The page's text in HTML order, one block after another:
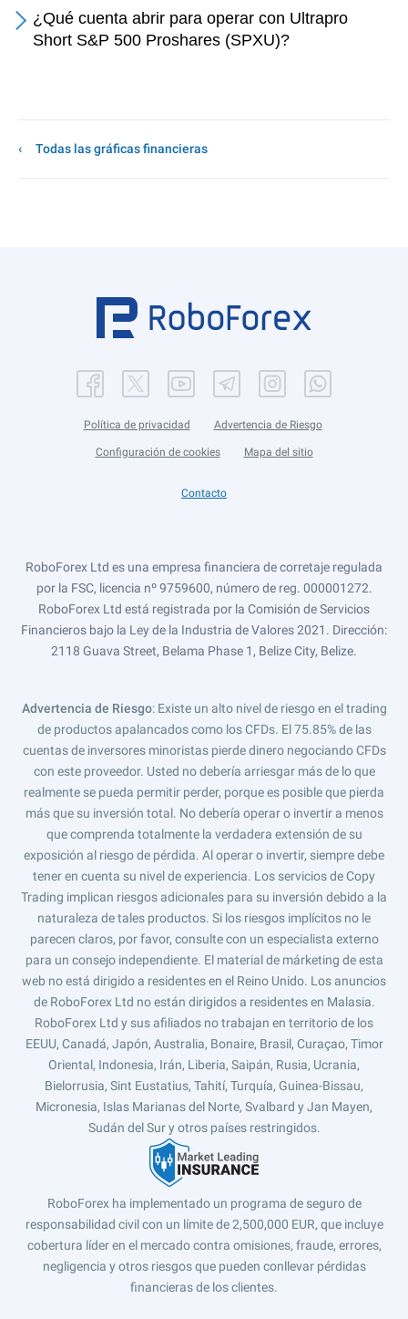
¿Qué cuenta abrir para operar con Ultrapro
Short S&P 500 Proshares (SPXU)?
Todas las gráficas financieras
Política de privacidad Advertencia de Riesgo
Configuración de cookies Mapa del sitio
Contacto
RoboForex Ltd es una empresa financiera de corretaje regulada
por la FSC, licencia nº 9759600, número de reg. 000001272.
RoboForex Ltd está registrada por la Comisión de Servicios
Financieros bajo la Ley de la Industria de Valores 2021. Dirección:
2118 Guava Street, Belama Phase 1, Belize City, Belize.
Advertencia de Riesgo: Existe un alto nivel de riesgo en el trading
de productos apalancados como los CFDs. El 75.85% de las
cuentas de inversores minoristas pierde dinero negociando CFDs
con este proveedor. Usted no debería arriesgar más de lo que
realmente se pueda permitir perder, porque es posible que pierda
más que su inversión total. No debería operar o invertir a menos
que comprenda totalmente la verdadera extensión de su
exposición al riesgo de pérdida. Al operar o invertir, siempre debe
tener en cuenta su nivel de experiencia. Los servicios de Copy
Trading implican riesgos adicionales para su inversión debido a la
naturaleza de tales productos. Si los riesgos implícitos no le
parecen claros, por favor, consulte con un especialista externo
para un consejo independiente. El material de márketing de esta
web no está dirigido a residentes en el Reino Unido. Los anuncios
de RoboForex Ltd no están dirigidos a residentes en Malasia.
RoboForex Ltd y sus afiliados no trabajan en territorio de los
EEUU, Canadá, Japón, Australia, Bonaire, Brasil, Curaçao, Timor
Oriental, Indonesia, Irán, Liberia, Saipán, Rusia, Ucrania,
Bielorrusia, Sint Eustatius, Tahití, Turquía, Guinea-Bissau,
Micronesia, Islas Marianas del Norte, Svalbard y Jan Mayen,
Sudán del Sur y otros países restringidos.
RoboForex ha implementado un programa de seguro de
responsabilidad civil con un límite de 2,500,000 EUR, que incluye
cobertura líder en el mercado contra omisiones, fraude, errores,
negligencia y otros riesgos que pueden conllevar pérdidas
financieras de los clientes.